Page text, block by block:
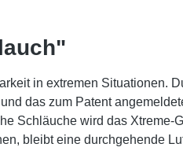
in extremen Situationen.
das zum Patent
Schläuche wird das
bleibt eine durchgehende